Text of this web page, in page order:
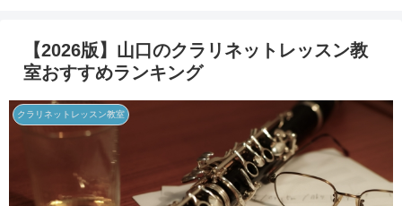
【2026版】山口のクラリネットレッスン教
室おすすめランキング
クラリネットレッスン教室